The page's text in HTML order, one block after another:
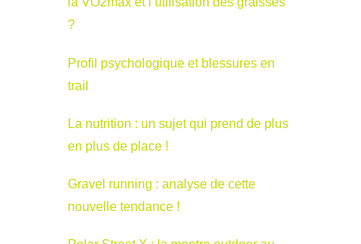
?
Profil psychologique et blessures en
trail
La nutrition : un sujet qui prend de plus
en plus de place !
Gravel running : analyse de cette
nouvelle tendance !